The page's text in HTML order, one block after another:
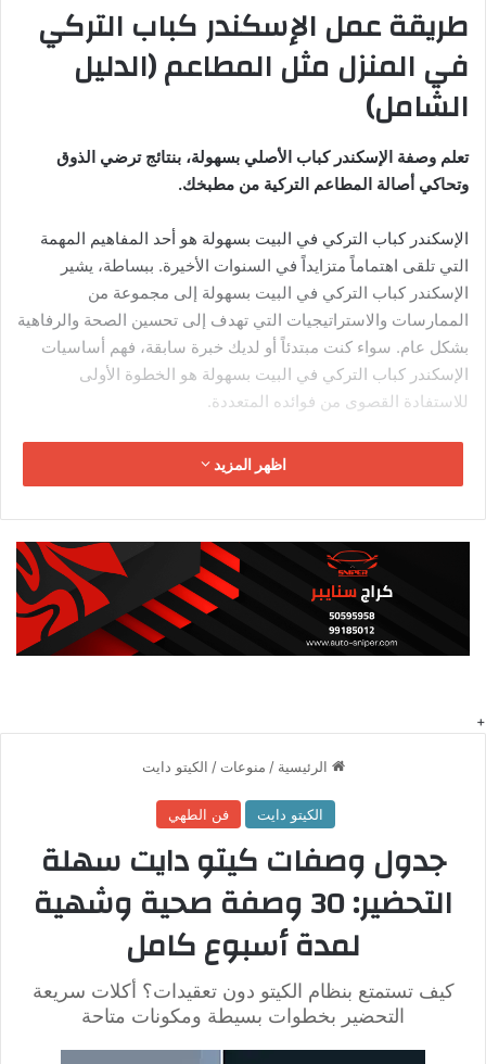
طريقة عمل الإسكندر كباب التركي
في المنزل مثل المطاعم (الدليل
الشامل)
تعلم وصفة الإسكندر كباب الأصلي بسهولة، بنتائج ترضي الذوق
وتحاكي أصالة المطاعم التركية من مطبخك.
الإسكندر كباب التركي في البيت بسهولة هو أحد المفاهيم المهمة
التي تلقى اهتماماً متزايداً في السنوات الأخيرة. ببساطة، يشير
الإسكندر كباب التركي في البيت بسهولة إلى مجموعة من
الممارسات والاستراتيجيات التي تهدف إلى تحسين الصحة والرفاهية
بشكل عام. سواء كنت مبتدئاً أو لديك خبرة سابقة، فهم أساسيات
الإسكندر كباب التركي في البيت بسهولة هو الخطوة الأولى
للاستفادة القصوى من فوائده المتعددة.
لمحة قصيرة عن الطبق:
الإسكندر كباب (İskender Kebab) هو من أشهر أطباق بورصة
التركية، يُقدّم بلحم مشوي على خبز البيدا، مغطّى بصلصة الزبدة
الغنية، مع قدم الزبادي المنعش جانبًا. رغم بساطته المكونات، إلا أن
المهارة في التتبيل والتقديم تصنع الفارق.
مكونات الوصفة السرية وهي عبارة
الأساسية:
حوالي 1 كجم من لحم البقر أو الضأن مقطّع شرائح رقيق أو مفروم
ناعم، مع إزالة الدهون الكبيرة.
الصلصة والطماطم:
كوكتيل طماطم طازجة مبشورة أو مركز مع الزبدة التركية، الثوم،
البهارات (ملح، فلفل أسود، حبهان مطحون)، ومسة فلفل أحمر
خبز البيدا:
خميرة – دقيق – ماء – ملح – زيت، تُخبز على شكل دائري أو بيضاوي
اظهر المزيد